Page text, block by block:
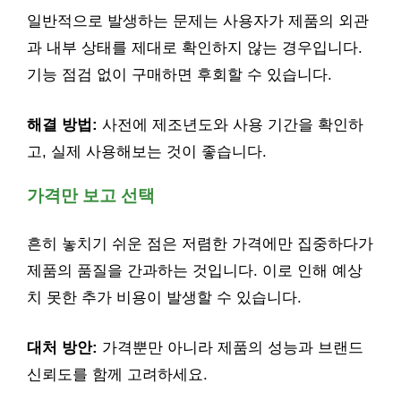
일반적으로 발생하는 문제는 사용자가 제품의 외관
과 내부 상태를 제대로 확인하지 않는 경우입니다.
기능 점검 없이 구매하면 후회할 수 있습니다.
해결 방법: 사전에 제조년도와 사용 기간을 확인하
고, 실제 사용해보는 것이 좋습니다.
가격만 보고 선택
흔히 놓치기 쉬운 점은 저렴한 가격에만 집중하다가
제품의 품질을 간과하는 것입니다. 이로 인해 예상
치 못한 추가 비용이 발생할 수 있습니다.
대처 방안: 가격뿐만 아니라 제품의 성능과 브랜드
신뢰도를 함께 고려하세요.